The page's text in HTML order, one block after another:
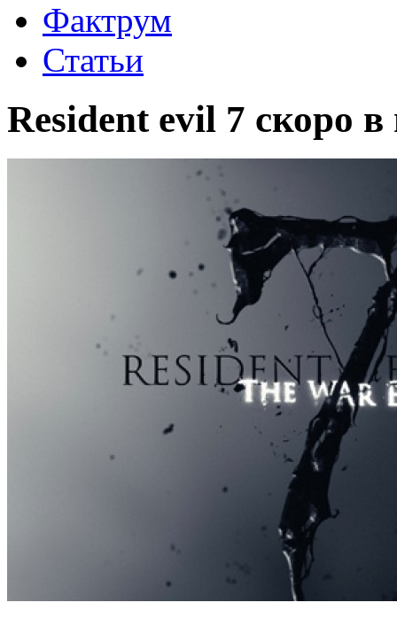
Фактрум
Статьи
Resident evil 7 скоро